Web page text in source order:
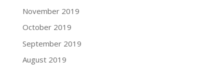
November 2019
October 2019
September 2019
August 2019